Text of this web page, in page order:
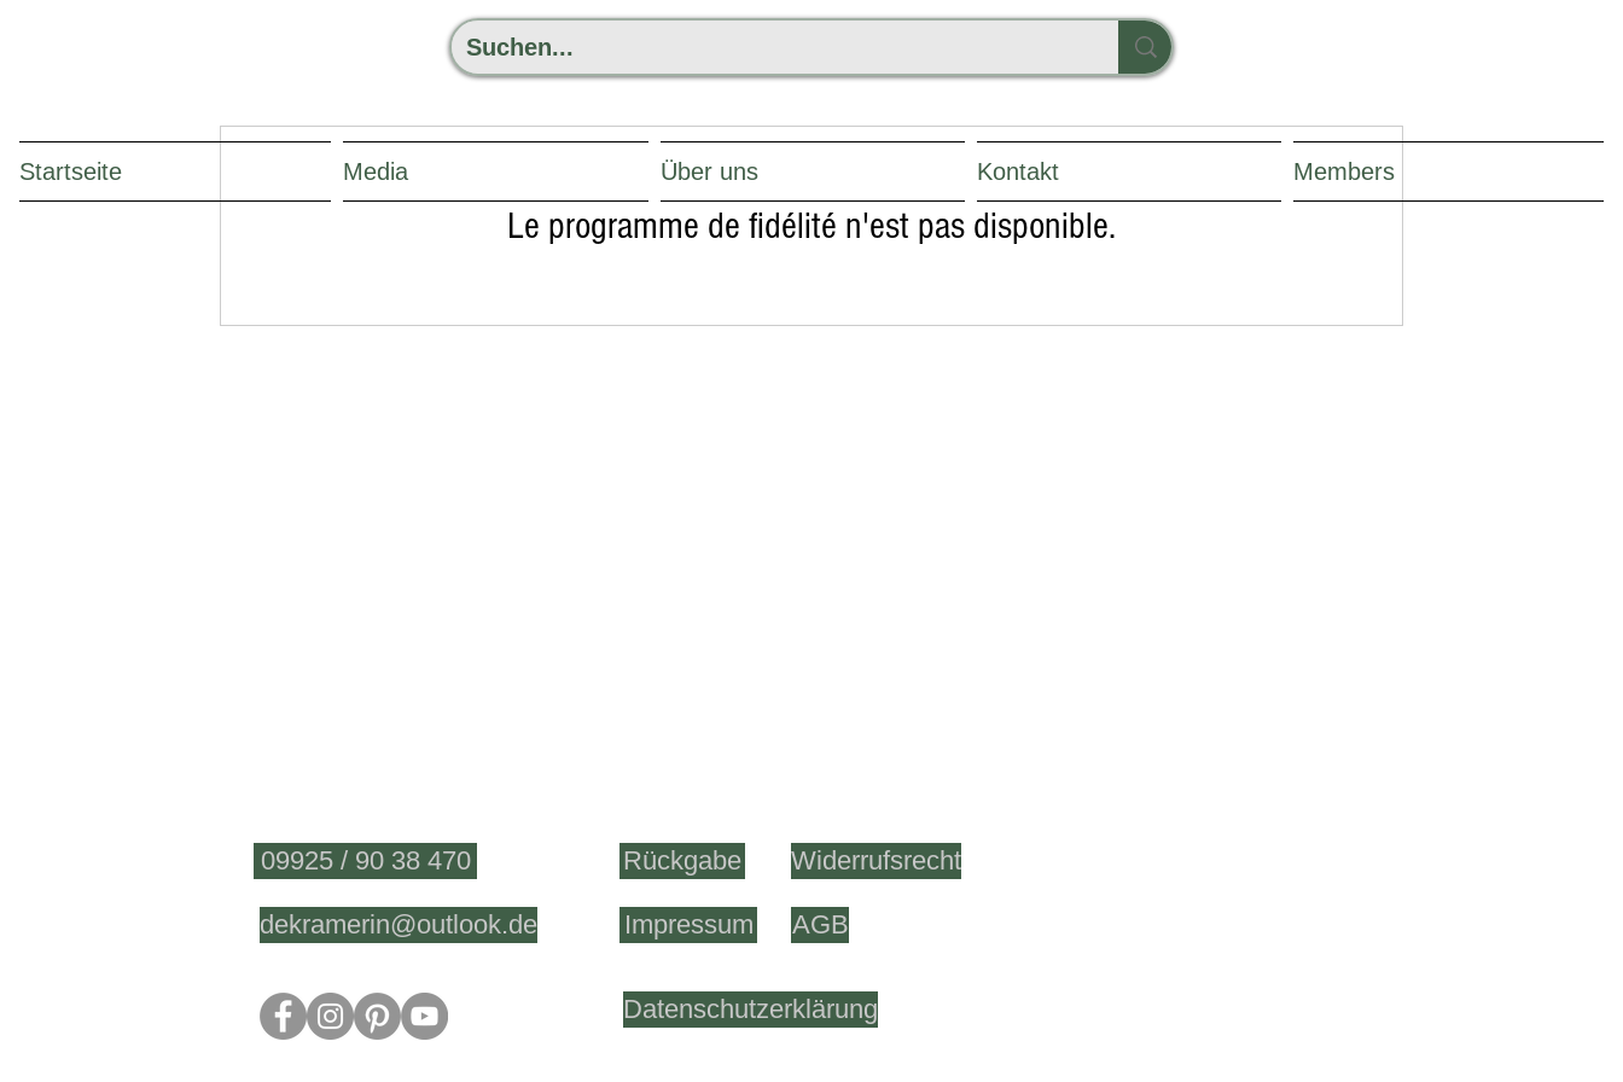
Le programme de fidélité n'est pas disponible.
Startseite Media Über uns Kontakt Members
09925 / 90 38 470
dekramerin@outlook.de
Rückgabe
Impressum
Widerrufsrecht
AGB
Datenschutzerklärung